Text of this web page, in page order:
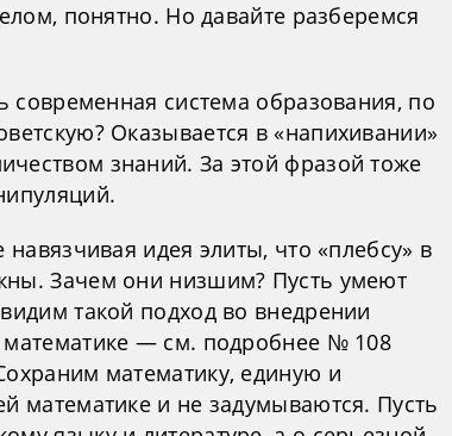
понятно. Но давайте разберемся
современная система образования, по
Оказывается в «напихивании»
знаний. За этой фразой тоже
идея элиты, что «плебсу» в
Зачем они низшим? Пусть умеют
такой подход во внедрении
математике — см. подробнее № 108
математику, единую и
математике и не задумываются. Пусть